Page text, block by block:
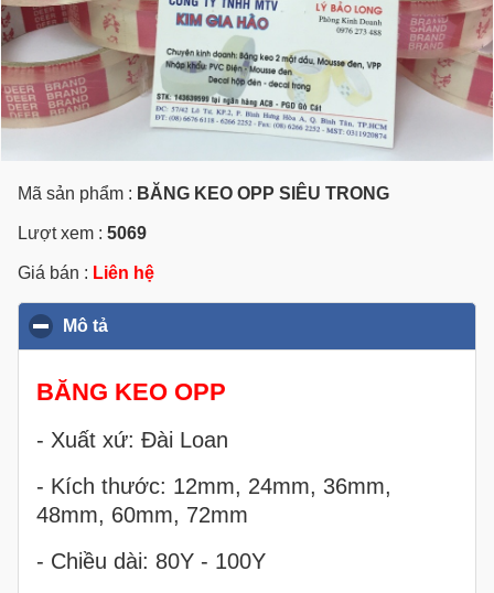
Mã sản phẩm : BĂNG KEO OPP SIÊU TRONG
Lượt xem : 5069
Giá bán : Liên hệ
Mô tả
BĂNG KEO OPP
- Xuất xứ: Đài Loan
- Kích thước: 12mm, 24mm, 36mm,
48mm, 60mm, 72mm
- Chiều dài: 80Y - 100Y